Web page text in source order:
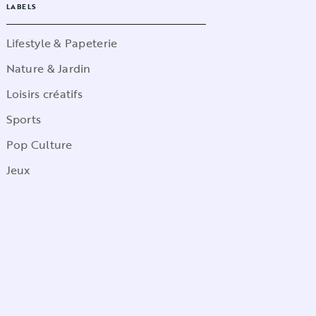
LABELS
Lifestyle & Papeterie
Nature & Jardin
Loisirs créatifs
Sports
Pop Culture
Jeux